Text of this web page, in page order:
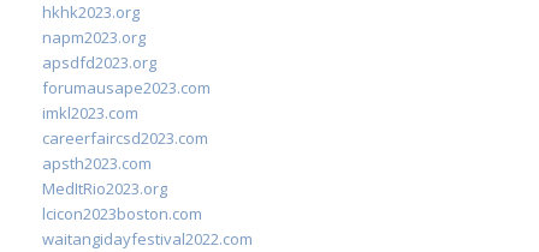
hkhk2023.org
napm2023.org
apsdfd2023.org
forumausape2023.com
imkl2023.com
careerfaircsd2023.com
apsth2023.com
MedItRio2023.org
lcicon2023boston.com
waitangidayfestival2022.com